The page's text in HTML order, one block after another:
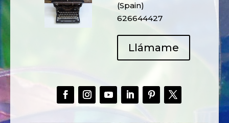
(Spain)
626644427
Llámame